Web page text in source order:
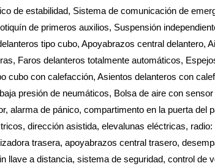
de estabilidad, Sistema de comunicación de
de primeros auxilios, Suspensión
tipo cubo, Apoyabrazos central delantero,
Faros delanteros totalmente automáticos,
cubo con calefacción, Asientos delanteros con
presión de neumáticos, Bolsa de aire con
alarma de pánico, compartimento en la puerta del
dirección asistida, elevalunas eléctricas,
trasera, apoyabrazos central trasero,
llave a distancia, sistema de seguridad, control de